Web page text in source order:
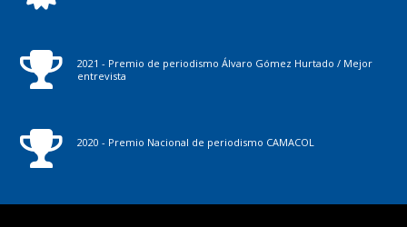
2021 - Premio de periodismo Álvaro Gómez Hurtado / Mejor
entrevista
2020 - Premio Nacional de periodismo CAMACOL